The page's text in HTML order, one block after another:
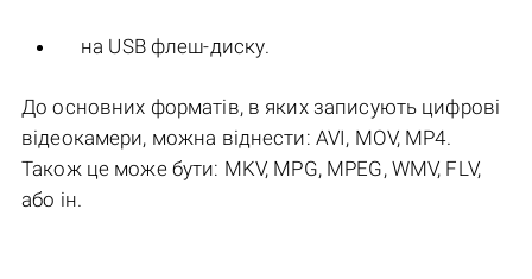
на USB флеш-диску.
До основних форматів, в яких записують цифрові
відеокамери, можна віднести: AVI, MOV, MP4.
Також це може бути: MKV, MPG, MPEG, WMV, FLV,
або ін.